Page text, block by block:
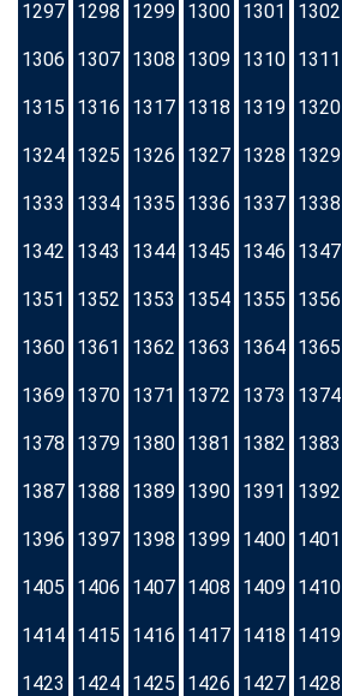
1297 1298 1299 1300 1301 1302
1306 1307 1308 1309 1310 1311
1315 1316 1317 1318 1319 1320
1324 1325 1326 1327 1328 1329
1333 1334 1335 1336 1337 1338
1342 1343 1344 1345 1346 1347
1351 1352 1353 1354 1355 1356
1360 1361 1362 1363 1364 1365
1369 1370 1371 1372 1373 1374
1378 1379 1380 1381 1382 1383
1387 1388 1389 1390 1391 1392
1396 1397 1398 1399 1400 1401
1405 1406 1407 1408 1409 1410
1414 1415 1416 1417 1418 1419
1423 1424 1425 1426 1427 1428